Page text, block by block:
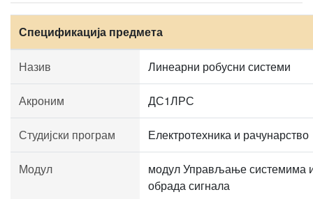
Спецификација предмета
Назив Линеарни робусни системи
Акроним ДС1ЛРС
Студијски програм Електротехника и рачунарство
Модул
модул Управљање системима
обрада сигнала